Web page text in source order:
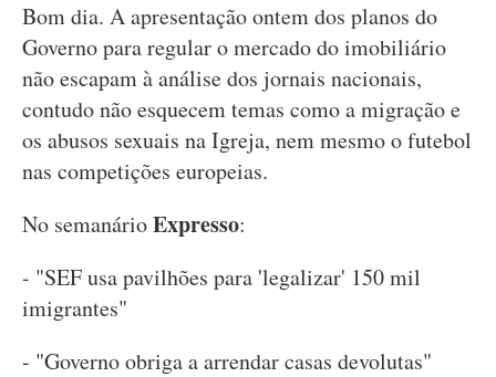
Bom dia. A apresentação ontem dos planos do
Governo para regular o mercado do imobiliário
não escapam à análise dos jornais nacionais,
contudo não esquecem temas como a migração e
os abusos sexuais na Igreja, nem mesmo o futebol
nas competições europeias.
No semanárioExpresso:
- "SEF usa pavilhões para 'legalizar' 150 mil
imigrantes"
- "Governo obriga a arrendar casas devolutas"